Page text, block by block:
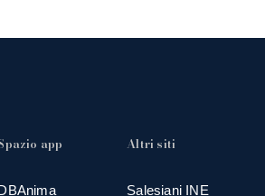
app Altri siti
Salesiani INE